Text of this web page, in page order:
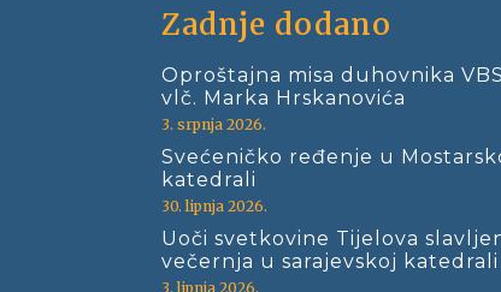
Zadnje dodano
Oproštajna misa duhovnika
vlč. Marka Hrskanovića
3. srpnja 2026.
Svećeničko ređenje u
katedrali
30. lipnja 2026.
Uoči svetkovine Tijelova
večernja u sarajevskoj katedrali
3. lipnja 2026.